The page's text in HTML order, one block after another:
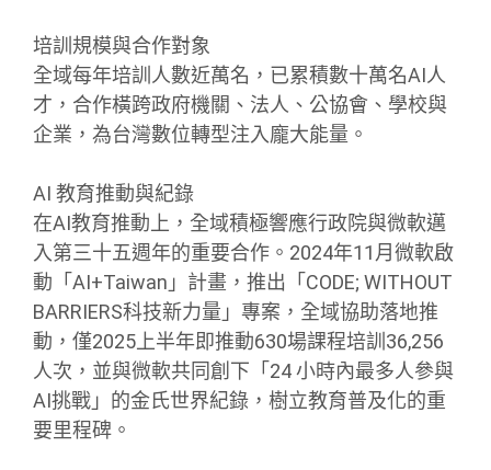
培訓規模與合作對象
全域每年培訓人數近萬名，已累積數十萬名AI人
才，合作橫跨政府機關、法人、公協會、學校與
企業，為台灣數位轉型注入龐大能量。
AI 教育推動與紀錄
在AI教育推動上，全域積極響應行政院與微軟邁
入第三十五週年的重要合作。2024年11月微軟啟
動「AI+Taiwan」計畫，推出「CODE; WITHOUT
BARRIERS科技新力量」專案，全域協助落地推
動，僅2025上半年即推動630場課程培訓36,256
人次，並與微軟共同創下「24 小時內最多人參與
AI挑戰」的金氏世界紀錄，樹立教育普及化的重
要里程碑。